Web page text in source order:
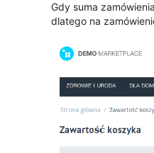
Gdy suma
dlatego na